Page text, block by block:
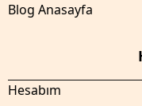
Blog Anasayfa
Hesabım